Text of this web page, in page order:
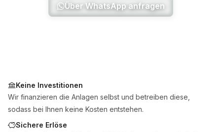
Über WhatsApp anfragen
Keine Investitionen
Wir finanzieren die Anlagen selbst und betreiben diese,
sodass bei Ihnen keine Kosten entstehen.
Sichere Erlöse